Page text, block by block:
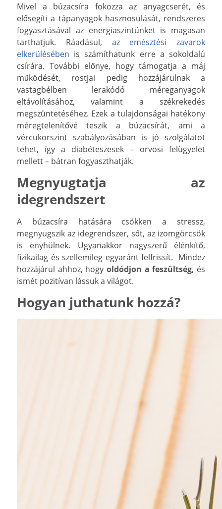
Mivel a búzacsíra fokozza az anyagcserét, és
elősegíti a tápanyagok hasznosulását, rendszeres
fogyasztásával az energiaszintünket is magasan
tarthatjuk. Ráadásul, az emésztési zavarok
elkerülésében is számíthatunk erre a sokoldalú
csírára. További előnye, hogy támogatja a máj
működését, rostjai pedig hozzájárulnak a
vastagbélben lerakódó méreganyagok
eltávolításához, valamint a székrekedés
megszüntetéséhez. Ezek a tulajdonságai hatékony
méregtelenítővé teszik a búzacsírát, ami a
vércukorszint szabályozásában is jó szolgálatot
tehet, így a diabéteszesek – orvosi felügyelet
mellett – bátran fogyaszthatják.
Megnyugtatja az
idegrendszert
A búzacsíra hatására csökken a stressz,
megnyugszik az idegrendszer, sőt, az izomgörcsök
is enyhülnek. Ugyanakkor nagyszerű élénkítő,
fizikailag és szellemileg egyaránt felfrissít. Mindez
hozzájárul ahhoz, hogy oldódjon a feszültség, és
ismét pozitívan lássuk a világot.
Hogyan juthatunk hozzá?